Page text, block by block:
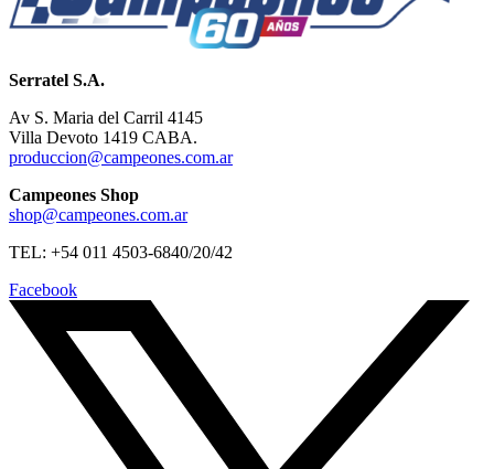
Serratel S.A.
Av S. Maria del Carril 4145
Villa Devoto 1419 CABA.
produccion@campeones.com.ar
Campeones Shop
shop@campeones.com.ar
TEL: +54 011 4503-6840/20/42
Facebook